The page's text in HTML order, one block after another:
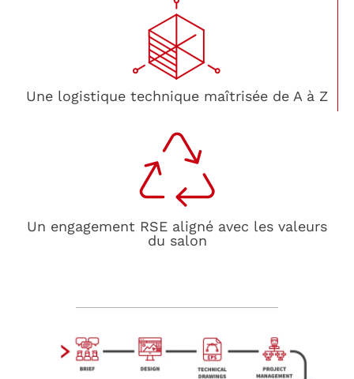
Une logistique technique maîtrisée de A à Z
Un engagement RSE aligné avec les valeurs
du salon